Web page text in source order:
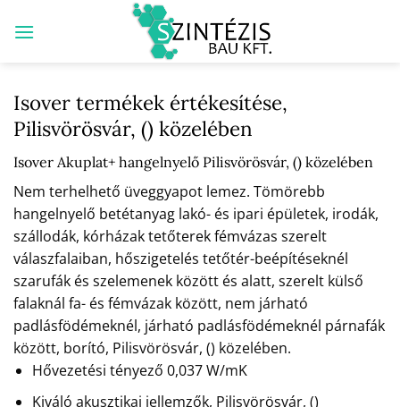
Isover termékek értékesítése,
Pilisvörösvár, () közelében
Isover Akuplat+ hangelnyelő Pilisvörösvár, () közelében
Nem terhelhető üveggyapot lemez. Tömörebb
hangelnyelő betétanyag lakó- és ipari épületek, irodák,
szállodák, kórházak tetőterek fémvázas szerelt
válaszfalaiban, hőszigetelés tetőtér-beépítéseknél
szarufák és szelemenek között és alatt, szerelt külső
falaknál fa- és fémvázak között, nem járható
padlásfödémeknél, járható padlásfödémeknél párnafák
között, borító, Pilisvörösvár, () közelében.
Hővezetési tényező 0,037 W/mK
Kiváló akusztikai jellemzők, Pilisvörösvár, ()